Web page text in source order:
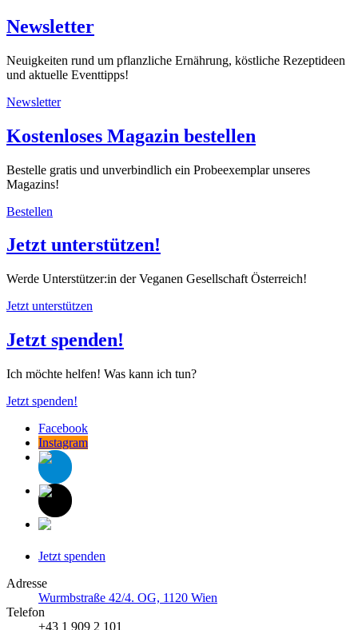
Newsletter
Neuigkeiten rund um pflanzliche Ernährung, köstliche Rezeptideen
und aktuelle Eventtipps!
Newsletter
Kostenloses Magazin bestellen
Bestelle gratis und unverbindlich ein Probeexemplar unseres
Magazins!
Bestellen
Jetzt unterstützen!
Werde Unterstützer:in der Veganen Gesellschaft Österreich!
Jetzt unterstützen
Jetzt spenden!
Ich möchte helfen! Was kann ich tun?
Jetzt spenden!
Facebook
Instagram
Jetzt spenden
Adresse
Wurmbstraße 42/4. OG, 1120 Wien
Telefon
+43 1 909 2 101